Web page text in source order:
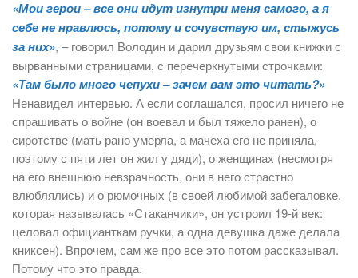
«Мои герои – все они идут изнутри меня самого, а я
себе не нравлюсь, потому и сочувствую им, стыжусь
за них», – говорил Володин и дарил друзьям свои книжки с
вырванными страницами, с перечеркнутыми строчками:
«Там было много чепухи – зачем вам это читать?»
Ненавидел интервью. А если соглашался, просил ничего не
спрашивать о войне (он воевал и был тяжело ранен), о
сиротстве (мать рано умерла, а мачеха его не приняла,
поэтому с пяти лет он жил у дяди), о женщинах (несмотря
на его внешнюю невзрачность, они в него страстно
влюблялись) и о рюмочных (в своей любимой забегаловке,
которая называлась «Стаканчики», он устроил 19-й век:
целовал официанткам ручки, а одна девушка даже делала
книксен). Впрочем, сам же про все это потом рассказывал.
Потому что это правда.